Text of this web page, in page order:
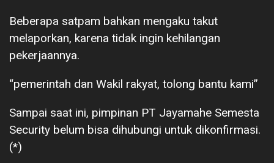
Beberapa satpam bahkan mengaku takut
melaporkan, karena tidak ingin kehilangan
pekerjaannya.
“pemerintah dan Wakil rakyat, tolong bantu kami”
Sampai saat ini, pimpinan PT Jayamahe Semesta
Security belum bisa dihubungi untuk dikonfirmasi.
(*)